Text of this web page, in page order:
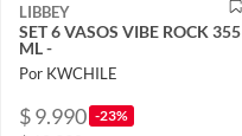
LIBBEY
SET 6 VASOS VIBE ROCK 355
ML -
Por KWCHILE
$ 9.990 -23%